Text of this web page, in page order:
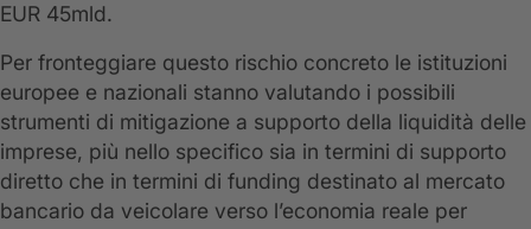
EUR 45mld.
Per fronteggiare questo rischio concreto le istituzioni
europee e nazionali stanno valutando i possibili
strumenti di mitigazione a supporto della liquidità delle
imprese, più nello specifico sia in termini di supporto
diretto che in termini di funding destinato al mercato
bancario da veicolare verso l’economia reale per